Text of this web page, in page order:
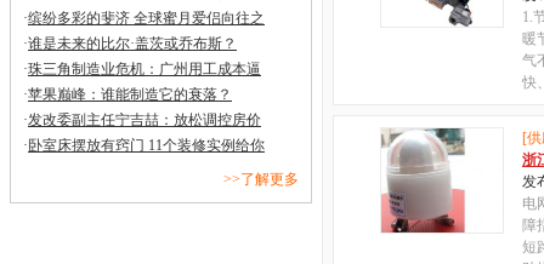
·缤纷多彩的斐济 全球蜜月爱侣向往之
·谁是未来的比尔·盖茨或乔布斯？
·珠三角制造业危机：广州用工成本逼
·苹果巅峰：谁能制造它的衰落？
·发改委副主任宁吉喆：放松调控房价
·卧室床摆放有窍门 11个装修实例给你
>>了解更多
1.
暖
气
快
[
浙
发
电
障
短